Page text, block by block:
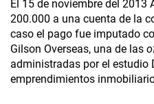
El 15 de noviembre del 2013
200.000 a una cuenta de la
caso el pago fue imputado
Gilson Overseas, una de las
administradas por el estudio
emprendimientos